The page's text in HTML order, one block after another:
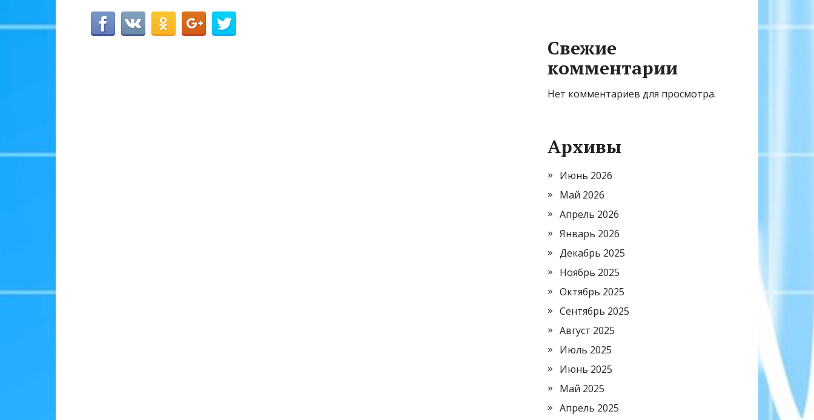
Свежие
комментарии
Нет комментариев для просмотра.
Архивы
Июнь 2026
Май 2026
Апрель 2026
Январь 2026
Декабрь 2025
Ноябрь 2025
Октябрь 2025
Сентябрь 2025
Август 2025
Июль 2025
Июнь 2025
Май 2025
Апрель 2025